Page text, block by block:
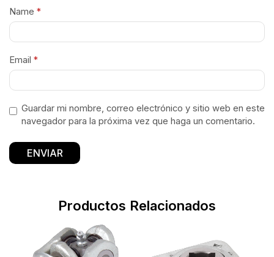
Name *
Email *
Guardar mi nombre, correo electrónico y sitio web en este
navegador para la próxima vez que haga un comentario.
Productos Relacionados